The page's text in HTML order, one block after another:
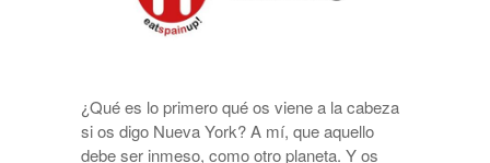
¿Qué es lo primero qué os viene a la cabeza
si os digo Nueva York? A mí, que aquello
debe ser inmeso, como otro planeta. Y os